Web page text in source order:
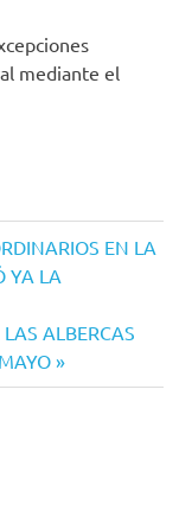
mediante el
EN LA
YA LA
ALBERCAS